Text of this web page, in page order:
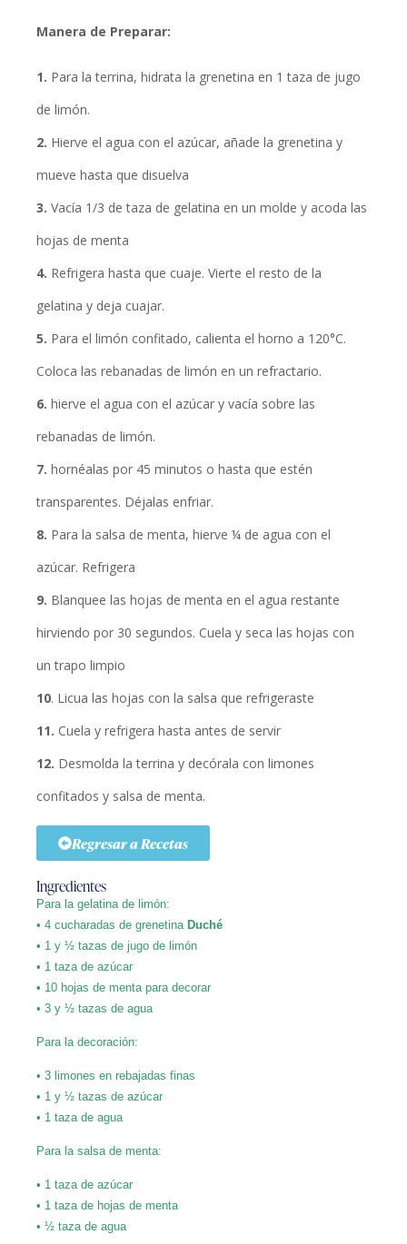
Manera de Preparar:
1. Para la terrina, hidrata la grenetina en 1 taza de jugo
de limón.
2. Hierve el agua con el azúcar, añade la grenetina y
mueve hasta que disuelva
3. Vacía 1/3 de taza de gelatina en un molde y acoda las
hojas de menta
4. Refrigera hasta que cuaje. Vierte el resto de la
gelatina y deja cuajar.
5. Para el limón confitado, calienta el horno a 120°C.
Coloca las rebanadas de limón en un refractario.
6. hierve el agua con el azúcar y vacía sobre las
rebanadas de limón.
7. hornéalas por 45 minutos o hasta que estén
transparentes. Déjalas enfriar.
8. Para la salsa de menta, hierve ¼ de agua con el
azúcar. Refrigera
9. Blanquee las hojas de menta en el agua restante
hirviendo por 30 segundos. Cuela y seca las hojas con
un trapo limpio
10. Licua las hojas con la salsa que refrigeraste
11. Cuela y refrigera hasta antes de servir
12. Desmolda la terrina y decórala con limones
confitados y salsa de menta.
Regresar a Recetas
Ingredientes
Para la gelatina de limón:
• 4 cucharadas de grenetina Duché
• 1 y ½ tazas de jugo de limón
• 1 taza de azúcar
• 10 hojas de menta para decorar
• 3 y ½ tazas de agua
Para la decoración:
• 3 limones en rebajadas finas
• 1 y ½ tazas de azúcar
• 1 taza de agua
Para la salsa de menta:
• 1 taza de azúcar
• 1 taza de hojas de menta
• ½ taza de agua